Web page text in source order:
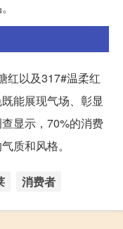
红以及317#温柔红
能展现气场、彰显
显示，70%的消费
质和风格。
消费者